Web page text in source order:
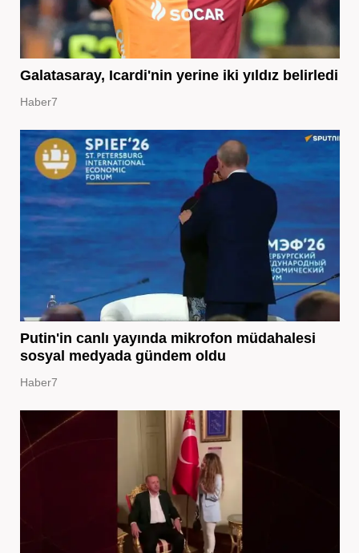
Galatasaray, Icardi'nin yerine iki yıldız belirledi
Haber7
Putin'in canlı yayında mikrofon müdahalesi
sosyal medyada gündem oldu
Haber7